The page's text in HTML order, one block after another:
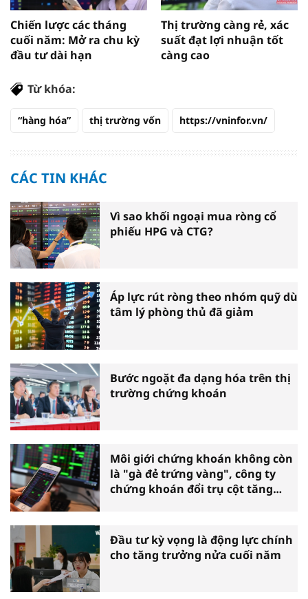
Chiến lược các tháng
cuối năm: Mở ra chu kỳ
đầu tư dài hạn
Thị trường càng rẻ, xác
suất đạt lợi nhuận tốt
càng cao
Từ khóa:
“hàng hóa” thị trường vốn https://vninfor.vn/
CÁC TIN KHÁC
Vì sao khối ngoại mua ròng cổ
phiếu HPG và CTG?
Áp lực rút ròng theo nhóm quỹ dù
tâm lý phòng thủ đã giảm
Bước ngoặt đa dạng hóa trên thị
trường chứng khoán
Môi giới chứng khoán không còn
là "gà đẻ trứng vàng", công ty
chứng khoán đổi trụ cột tăng
Đầu tư kỳ vọng là động lực chính
cho tăng trưởng nửa cuối năm